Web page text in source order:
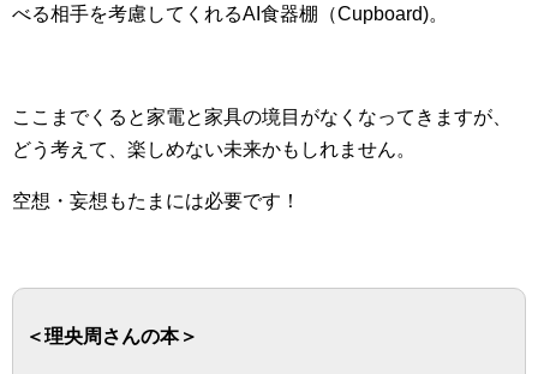
べる相手を考慮してくれるAI食器棚（Cupboard)。
ここまでくると家電と家具の境目がなくなってきますが、
どう考えて、楽しめない未来かもしれません。
空想・妄想もたまには必要です！
＜理央周さんの本＞